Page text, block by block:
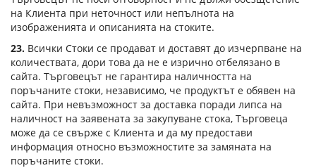
на Клиента при неточност или непълнота на
изображенията и описанията на стоките.
23. Всички Стоки се продават и доставят до изчерпване на
количествата, дори това да не е изрично отбелязано в
сайта. Търговецът не гарантира наличността на
поръчаните стоки, независимо, че продуктът е обявен на
сайта. При невъзможност за доставка поради липса на
наличност на заявената за закупуване стока, Търговеца
може да се свърже с Клиента и да му предостави
информация относно възможностите за замяната на
поръчаните стоки.